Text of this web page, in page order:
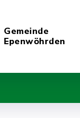
Gemeinde
Epenwöhrden